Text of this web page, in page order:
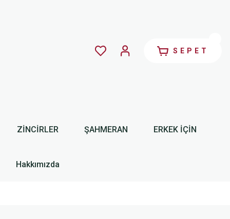
SEPET
ZİNCİRLER ŞAHMERAN ERKEK İÇİN
Hakkımızda